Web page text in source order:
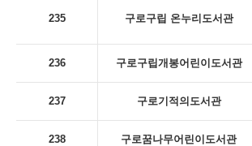
235 구로구립 온누리도서관
236 구로구립개봉어린이도서관
237 구로기적의도서관
238 구로꿈나무어린이도서관